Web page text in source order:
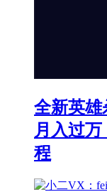
全新英雄
月入过
程